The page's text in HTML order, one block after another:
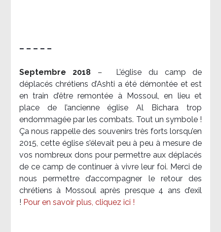
– – – – –
Septembre 2018 –
L’église du camp de
déplacés chrétiens d’Ashti a été démontée et est
en train d’être remontée à Mossoul, en lieu et
place de l’ancienne église Al Bichara trop
endommagée par les combats. Tout un symbole !
Ça nous rappelle des souvenirs très forts lorsqu’en
2015, cette église s’élevait peu à peu à mesure de
vos nombreux dons pour permettre aux déplacés
de ce camp de continuer à vivre leur foi. Merci de
nous permettre d’accompagner le retour des
chrétiens à Mossoul après presque 4 ans d’exil
! Pour en savoir plus, cliquez ici !